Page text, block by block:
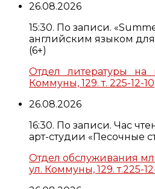
26.08.2026
15:30. По записи.
английским языком
(6+)
Отдел литературы на
Коммуны, 129. т. 225-12-10
26.08.2026
16:30. По записи. Час
арт-студии «Песочные
Отдел обслуживания
ул. Коммуны, 129. т.225-